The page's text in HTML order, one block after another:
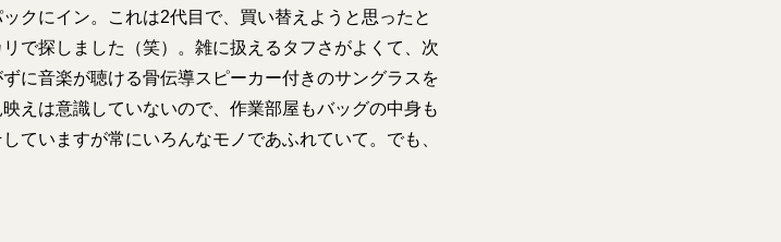
クにイン。これは2代目で、買い替えようと思ったと
で探しました（笑）。雑に扱えるタフさがよくて、次
に音楽が聴ける骨伝導スピーカー付きのサングラスを
えは意識していないので、作業部屋もバッグの中身も
ていますが常にいろんなモノであふれていて。でも、